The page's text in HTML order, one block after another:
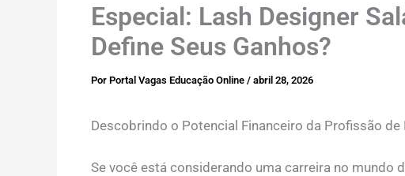
Especial: Lash Designer
Define Seus Ganhos?
Por Portal Vagas Educação Online / abril 28, 2026
Descobrindo o Potencial Financeiro da Profissão de
Se você está considerando uma carreira no mundo